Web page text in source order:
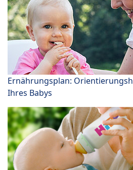
Ernährungsplan:
Ihres Babys